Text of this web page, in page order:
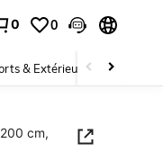
0 0
& Extérieur Enfants
cm,